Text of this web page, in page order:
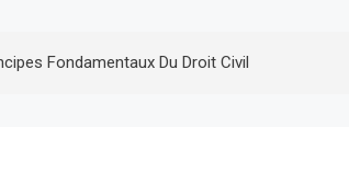
Fondamentaux Du Droit Civil